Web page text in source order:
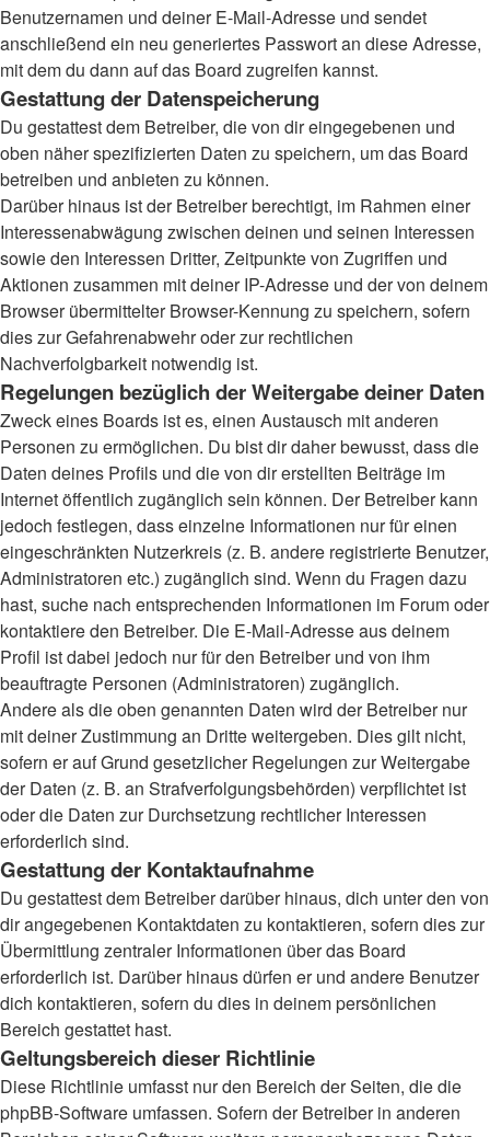
Benutzernamen und deiner E-Mail-Adresse und sendet
anschließend ein neu generiertes Passwort an diese Adresse,
mit dem du dann auf das Board zugreifen kannst.
Gestattung der Datenspeicherung
Du gestattest dem Betreiber, die von dir eingegebenen und
oben näher spezifizierten Daten zu speichern, um das Board
betreiben und anbieten zu können.
Darüber hinaus ist der Betreiber berechtigt, im Rahmen einer
Interessenabwägung zwischen deinen und seinen Interessen
sowie den Interessen Dritter, Zeitpunkte von Zugriffen und
Aktionen zusammen mit deiner IP-Adresse und der von deinem
Browser übermittelter Browser-Kennung zu speichern, sofern
dies zur Gefahrenabwehr oder zur rechtlichen
Nachverfolgbarkeit notwendig ist.
Regelungen bezüglich der Weitergabe deiner Daten
Zweck eines Boards ist es, einen Austausch mit anderen
Personen zu ermöglichen. Du bist dir daher bewusst, dass die
Daten deines Profils und die von dir erstellten Beiträge im
Internet öffentlich zugänglich sein können. Der Betreiber kann
jedoch festlegen, dass einzelne Informationen nur für einen
eingeschränkten Nutzerkreis (z. B. andere registrierte Benutzer,
Administratoren etc.) zugänglich sind. Wenn du Fragen dazu
hast, suche nach entsprechenden Informationen im Forum oder
kontaktiere den Betreiber. Die E-Mail-Adresse aus deinem
Profil ist dabei jedoch nur für den Betreiber und von ihm
beauftragte Personen (Administratoren) zugänglich.
Andere als die oben genannten Daten wird der Betreiber nur
mit deiner Zustimmung an Dritte weitergeben. Dies gilt nicht,
sofern er auf Grund gesetzlicher Regelungen zur Weitergabe
der Daten (z. B. an Strafverfolgungsbehörden) verpflichtet ist
oder die Daten zur Durchsetzung rechtlicher Interessen
erforderlich sind.
Gestattung der Kontaktaufnahme
Du gestattest dem Betreiber darüber hinaus, dich unter den von
dir angegebenen Kontaktdaten zu kontaktieren, sofern dies zur
Übermittlung zentraler Informationen über das Board
erforderlich ist. Darüber hinaus dürfen er und andere Benutzer
dich kontaktieren, sofern du dies in deinem persönlichen
Bereich gestattet hast.
Geltungsbereich dieser Richtlinie
Diese Richtlinie umfasst nur den Bereich der Seiten, die die
phpBB-Software umfassen. Sofern der Betreiber in anderen